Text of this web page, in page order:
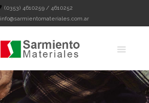
(0353) 4610259 / 4610252
info@sarmientomateriales.com.ar